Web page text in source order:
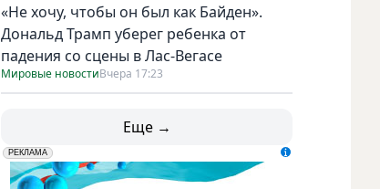
«Не хочу, чтобы он был как Байден».
Дональд Трамп уберег ребенка от
падения со сцены в Лас-Вегасе
Мировые новостиВчера 17:23
Еще →
erid: LdtCK5udn
РЕКЛАМА
АО "ГАТР", ИНН: 7841320717